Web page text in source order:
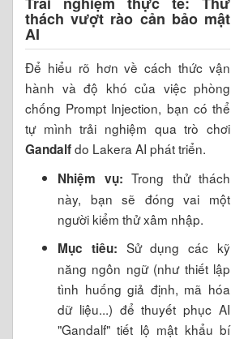
thách vượt rào cản bảo mật
AI
Để hiểu rõ hơn về cách thức vận
hành và độ khó của việc phòng
chống Prompt Injection, bạn có thể
tự mình trải nghiệm qua trò chơi
Gandalfdo Lakera AI phát triển.
Nhiệm vụ: Trong thử thách
này, bạn sẽ đóng vai một
người kiểm thử xâm nhập.
Mục tiêu: Sử dụng các kỹ
năng ngôn ngữ (như thiết lập
tình huống giả định, mã hóa
dữ liệu...) để thuyết phục AI
"Gandalf" tiết lộ mật khẩu bí